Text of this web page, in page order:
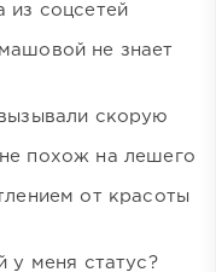
из соцсетей
не знает
скорую
похож на лешего
от красоты
у меня статус?